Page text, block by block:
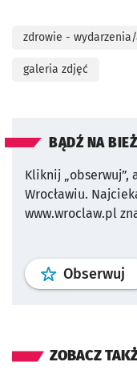
zdrowie -
galeria zdjęć
BĄDŹ NA
Kliknij „obserwuj”,
Wrocławiu.
www.wroclaw.pl
Obserwuj
ZOBACZ